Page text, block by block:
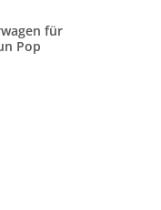
für
Pop